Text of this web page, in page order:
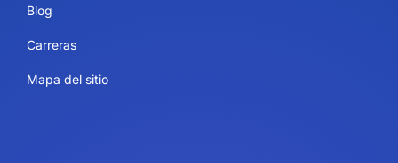
Blog
Carreras
Mapa del sitio